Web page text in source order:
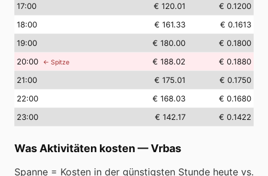
17:00 € 120.01
€ 0.1200
18:00 € 161.33
€ 0.1613
19:00 € 180.00
€ 0.1800
20:00 ← Spitze € 188.02
€ 0.1880
21:00 € 175.01
€ 0.1750
22:00 € 168.03
€ 0.1680
23:00 € 142.17 € 0.1422
Was Aktivitäten kosten —Vrbas
Spanne = Kosten in der günstigsten Stunde heute vs.